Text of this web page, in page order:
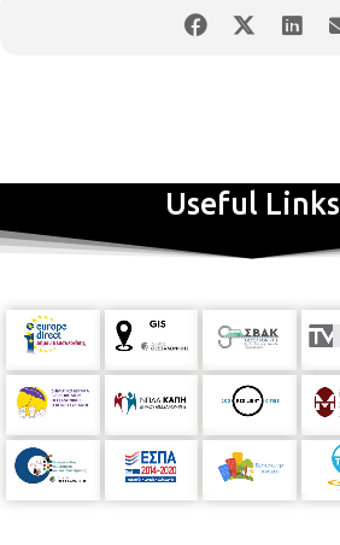
Useful Links